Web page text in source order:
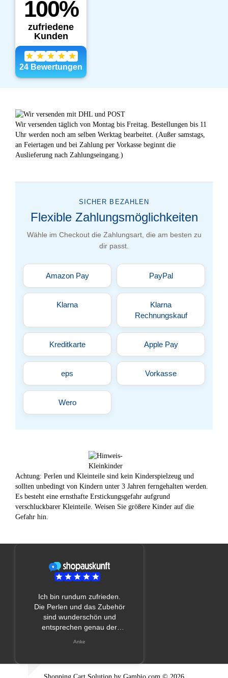
Wir versenden täglich von Montag bis Freitag. Bestellungen bis 11
Uhr werden noch am selben Werktag bearbeitet. (Außer samstags,
an Feiertagen und bei Zahlung per Vorkasse beginnt die
Auslieferung nach Zahlungseingang.)
SICHER BEZAHLEN
Flexible Zahlungsmöglichkeiten
Wähle im Checkout die Zahlungsart, die am besten zu
dir passt.
Amazon Pay PayPal
Klarna
Klarna
Rechnungskauf
Kreditkarte Apple Pay
eps Vorkasse
Wero
Achtung: Perlen und Kleinteile sind kein Kinderspielzeug und
sollten unbedingt von Kindern unter 3 Jahren ferngehalten werden.
Es besteht eine ernsthafte Erstickungsgefahr aufgrund
verschluckbarer Kleinteile. Weisen Sie größere Kinder auf die
Gefahr hin.